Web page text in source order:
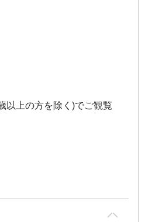
以上の方を除く)でご観覧